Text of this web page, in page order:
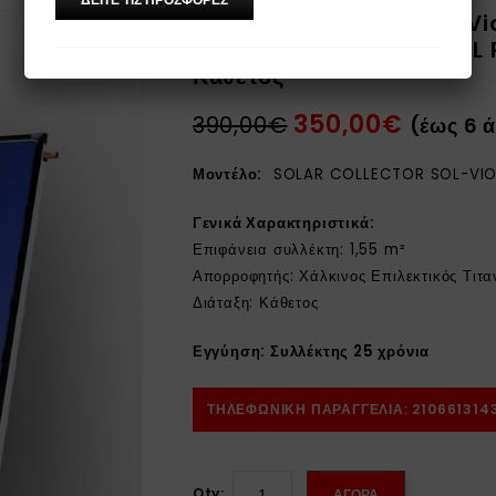
Ηλιακός Συλλέκτης SOL-
Επιλεκτικός Τιτανίου
Κάθετος
390,00€ 350,00€ (έως 6
Μοντέλο: SOLAR COLLECTOR SOL-
Γενικά Χαρακτηριστικά:
Επιφάνεια συλλέκτη: 1,55 m²
Απορροφητής: Χάλκινος Επιλεκτικός
Διάταξη: Κάθετος
Εγγύηση: Συλλέκτης 25 χρόνια
ΤΗΛΕΦΩΝΙΚΗ ΠΑΡΑΓΓΕΛΙΑ: